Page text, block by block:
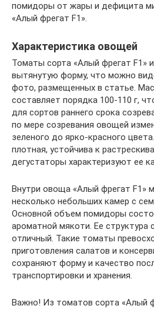
помидоры от жары и дефицита
«Алый фрегат F1».
Характеристика овощей
Томаты сорта «Алый фрегат F1»
вытянутую форму, что можно
фото, размещенных в статье.
составляет порядка 100-110 г,
для сортов раннего срока
по мере созревания овощей
зеленого до ярко-красного
плотная, устойчива к
дегустаторы характеризуют ее
Внутри овоща «Алый фрегат F1»
несколько небольших камер с
Основной объем помидоры
ароматной мякоти. Ее структура
отличный. Такие томаты
приготовления салатов и
сохраняют форму и качество
транспортировки и хранения.
Важно! Из томатов сорта «Алый